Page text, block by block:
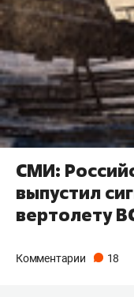
СМИ:
выпустил
вертолету
Комментарии 18